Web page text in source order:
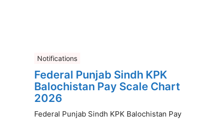
Notifications
Federal Punjab Sindh KPK
Balochistan Pay Scale Chart
2026
Federal Punjab Sindh KPK Balochistan Pay